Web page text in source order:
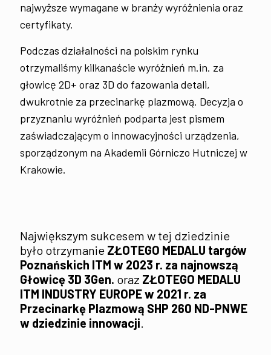
najwyższe wymagane w branży wyróżnienia oraz
certyfikaty.
Podczas działalności na polskim rynku
otrzymaliśmy kilkanaście wyróżnień m.in. za
głowicę 2D+ oraz 3D do fazowania detali,
dwukrotnie za przecinarkę plazmową. Decyzja o
przyznaniu wyróżnień podparta jest pismem
zaświadczającym o innowacyjności urządzenia,
sporządzonym na Akademii Górniczo Hutniczej w
Krakowie.
Największym sukcesem w tej dziedzinie
było otrzymanie ZŁOTEGO MEDALU targów
Poznańskich ITM w 2023 r. za najnowszą
Głowicę 3D 3Gen. oraz ZŁOTEGO MEDALU
ITM INDUSTRY EUROPE w 2021 r. za
Przecinarkę Plazmową SHP 260 ND-PNWE
w dziedzinie innowacji.